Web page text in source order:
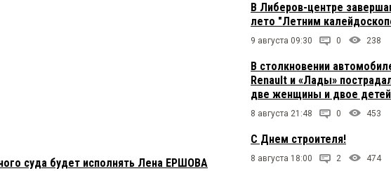
суда будет исполнять Лена ЕРШОВА
В Либеров-центре
лето "Летним
9 августа 09:30 0 238
В столкновении
Renault и «Лады»
две женщины и двое детей
8 августа 21:48 0 453
С Днем строителя!
8 августа 18:00 2 474